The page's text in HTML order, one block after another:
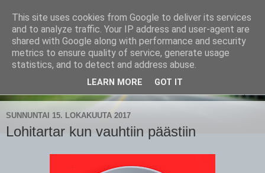
CampaSimpukka
kammen- ja kauhanpyöritystä
SUNNUNTAI 15. LOKAKUUTA 2017
Lohitartar kun vauhtiin päästiin
This site uses cookies from Google to deliver its services
and to analyze traffic. Your IP address and user-agent are
shared with Google along with performance and security
metrics to ensure quality of service, generate usage
statistics, and to detect and address abuse.
LEARN MORE GOT IT